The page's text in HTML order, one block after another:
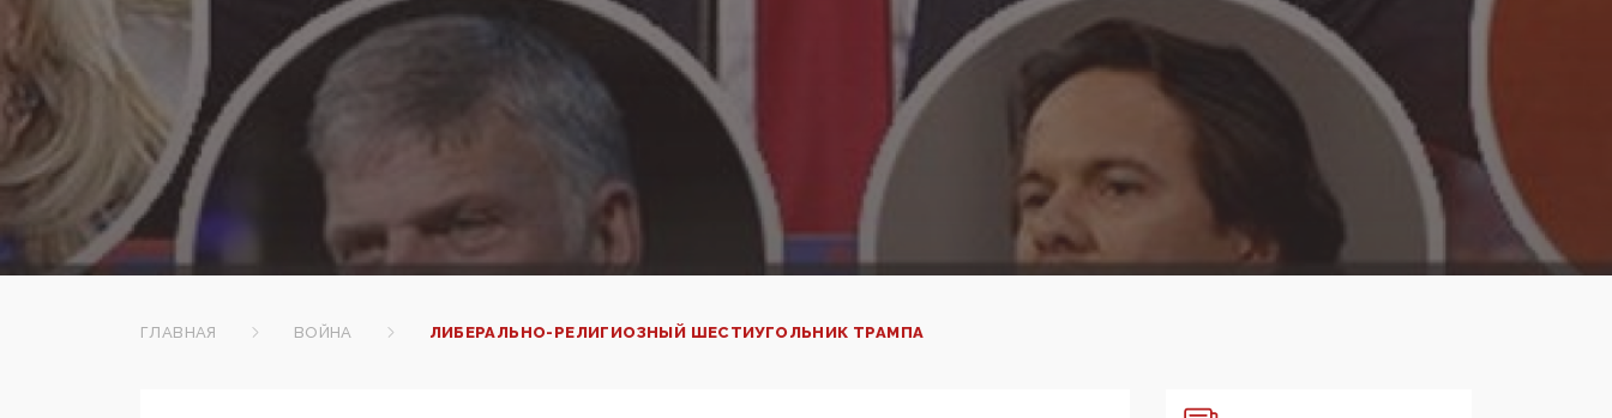
ГЛАВНАЯ ВОЙНА ЛИБЕРАЛЬНО-РЕЛИГИОЗНЫЙ ШЕСТИУГОЛЬНИК ТРАМПА